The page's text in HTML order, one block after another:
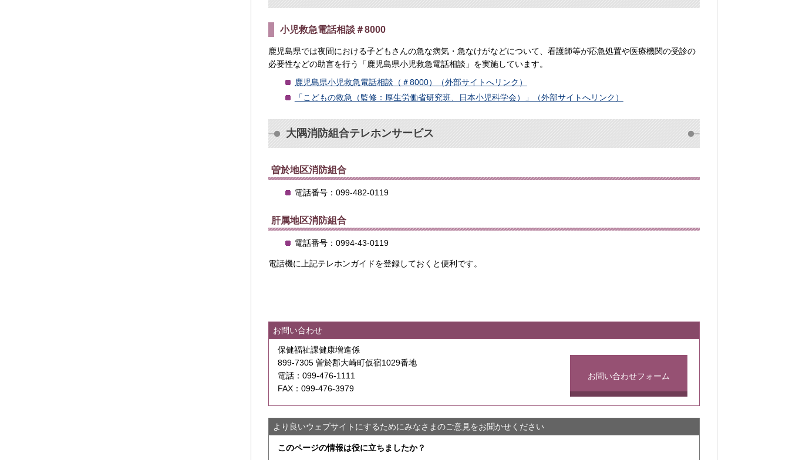
小児救急電話相談＃8000
鹿児島県では夜間における子どもさんの急な病気・急なけがなどについて、看護師等が応急処置や医療機関の受診の
必要性などの助言を行う「鹿児島県小児救急電話相談」を実施しています。
鹿児島県小児救急電話相談（＃8000）（外部サイトへリンク）
「こどもの救急（監修：厚生労働省研究班、日本小児科学会）」（外部サイトへリンク）
大隅消防組合テレホンサービス
曽於地区消防組合
電話番号：099-482-0119
肝属地区消防組合
電話番号：0994-43-0119
電話機に上記テレホンガイドを登録しておくと便利です。
お問い合わせ
保健福祉課健康増進係
899-7305 曽於郡大崎町仮宿1029番地
電話：099-476-1111
FAX：099-476-3979
お問い合わせフォーム
より良いウェブサイトにするためにみなさまのご意見をお聞かせください
このページの情報は役に立ちましたか？